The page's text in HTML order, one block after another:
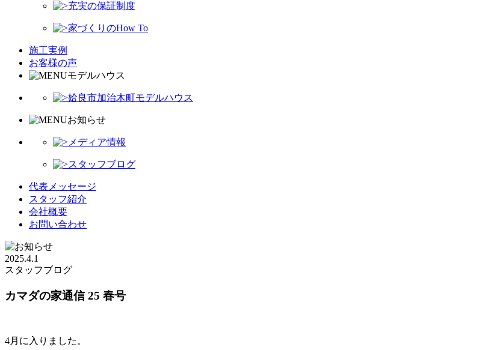
充実の保証制度
家づくりのHow To
施工実例
お客様の声
モデルハウス
姶良市加治木町モデルハウス
お知らせ
メディア情報
スタッフブログ
代表メッセージ
スタッフ紹介
会社概要
お問い合わせ
2025.4.1
スタッフブログ
カマダの家通信 25 春号
4月に入りました。